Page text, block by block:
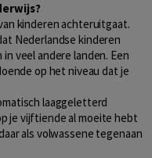
kinderen achteruitgaat.
Nederlandse kinderen
veel andere landen. Een
op het niveau dat je
laaggeletterd
je vijftiende al moeite hebt
als volwassene tegenaan